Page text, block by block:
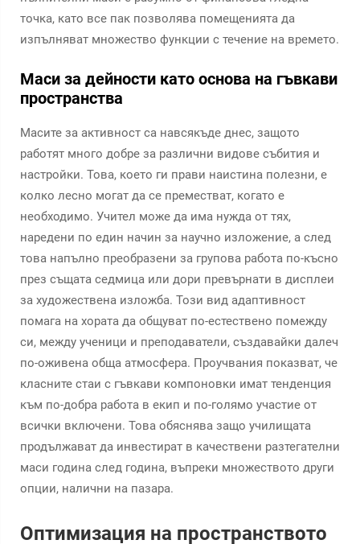
точка, като все пак позволява помещенията да
изпълняват множество функции с течение на времето.
Маси за дейности като основа на гъвкави
пространства
Масите за активност са навсякъде днес, защото
работят много добре за различни видове събития и
настройки. Това, което ги прави наистина полезни, е
колко лесно могат да се преместват, когато е
необходимо. Учител може да има нужда от тях,
наредени по един начин за научно изложение, а след
това напълно преобразени за групова работа по-късно
през същата седмица или дори превърнати в дисплеи
за художествена изложба. Този вид адаптивност
помага на хората да общуват по-естествено помежду
си, между ученици и преподаватели, създавайки далеч
по-оживена обща атмосфера. Проучвания показват, че
класните стаи с гъвкави компоновки имат тенденция
към по-добра работа в екип и по-голямо участие от
всички включени. Това обяснява защо училищата
продължават да инвестират в качествени разтегателни
маси година след година, въпреки множеството други
опции, налични на пазара.
Оптимизация на пространството